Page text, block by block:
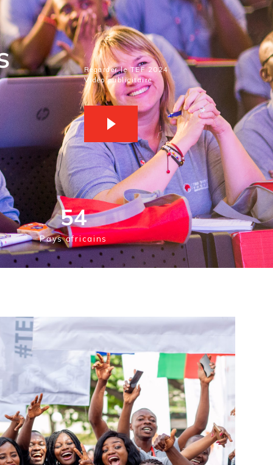
Regarder le TEF 2024
Vidéo publicitaire
Pays africains
54